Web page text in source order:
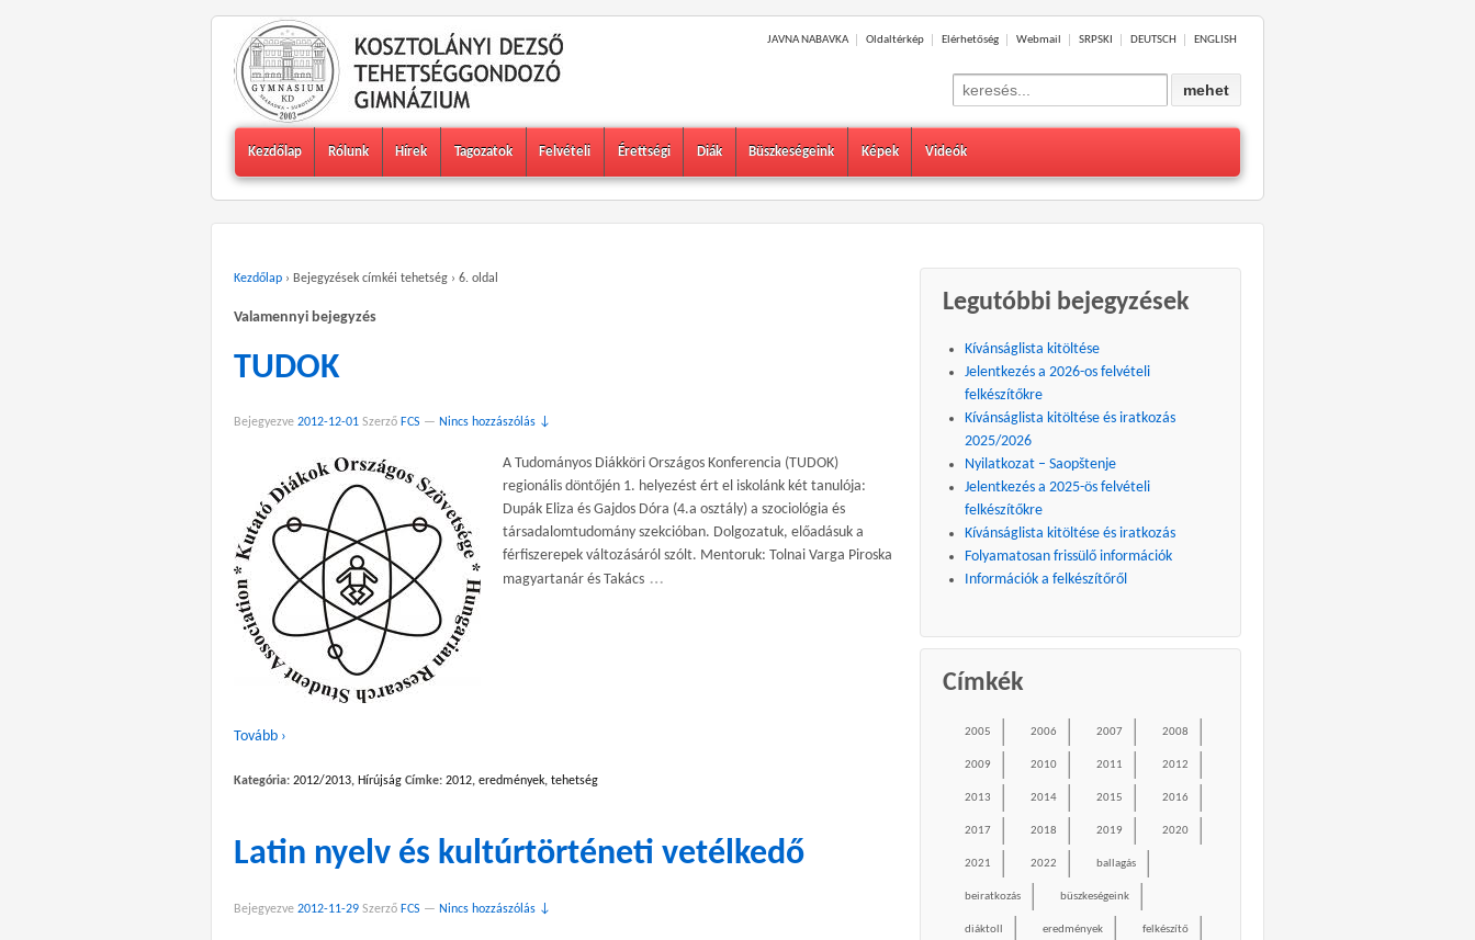
JAVNA NABAVKA Oldaltérkép Elérhetőség Webmail SRPSKI DEUTSCH ENGLISH
Search
for:
Kezdőlap Rólunk Hírek Tagozatok Felvételi Érettségi Diák Büszkeségeink Képek Videók
Kezdőlap › Bejegyzések címkéi tehetség › 6. oldal
Valamennyi bejegyzés
TUDOK
Bejegyezve 2012-12-01 Szerző FCS — Nincs hozzászólás ↓
A Tudományos Diákköri Országos Konferencia (TUDOK)
regionális döntőjén 1. helyezést ért el iskolánk két tanulója:
Dupák Eliza és Gajdos Dóra (4.a osztály) a szociológia és
társadalomtudomány szekcióban. Dolgozatuk, előadásuk a
férfiszerepek változásáról szólt. Mentoruk: Tolnai Varga Piroska
magyartanár és Takács …
Tovább ›
Kategória: 2012/2013, Hírújság Címke: 2012, eredmények, tehetség
Latin nyelv és kultúrtörténeti vetélkedő
Bejegyezve 2012-11-29 Szerző FCS — Nincs hozzászólás ↓
Legutóbbi bejegyzések
Kívánságlista kitöltése
Jelentkezés a 2026-os felvételi
felkészítőkre
Kívánságlista kitöltése és iratkozás
2025/2026
Nyilatkozat – Saopštenje
Jelentkezés a 2025-ös felvételi
felkészítőkre
Kívánságlista kitöltése és iratkozás
Folyamatosan frissülő információk
Információk a felkészítőről
Címkék
2005 2006 2007 2008
2009 2010 2011 2012
2013 2014 2015 2016
2017 2018 2019 2020
2021 2022 ballagás
beiratkozás büszkeségeink
diáktoll eredmények felkészítő